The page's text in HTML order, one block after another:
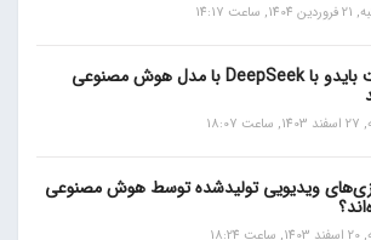
14:17
رقابت بایدو با DeepSeek با مدل هوش مصنوعی
ویدیویی تولیدشده توسط هوش مصنوعی